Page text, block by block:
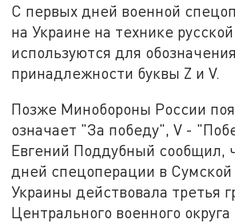
С первых дней военной
на Украине на технике
используются для
принадлежности буквы Z и V.
Позже Минобороны России
означает "За победу", V -
Евгений Поддубный сообщил,
дней спецоперации в Сумской
Украины действовала третья
Центрального военного округа